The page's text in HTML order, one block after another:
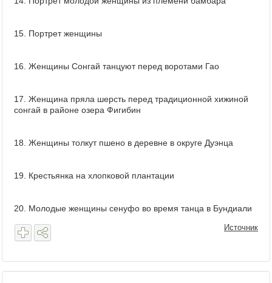
15. Портрет женщины
16. Женщины Сонгай танцуют перед воротами Гао
17. Женщина пряла шерсть перед традиционной хижиной
сонгай в районе озера Фигибин
18. Женщины толкут пшено в деревне в округе Дуэнца
19. Крестьянка на хлопковой плантации
20. Молодые женщины сенуфо во время танца в Бундиали
Источник